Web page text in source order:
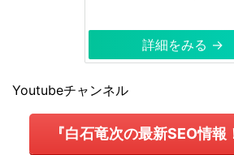
詳細をみる →
Youtubeチャンネル
『白石竜次の最新SEO情報